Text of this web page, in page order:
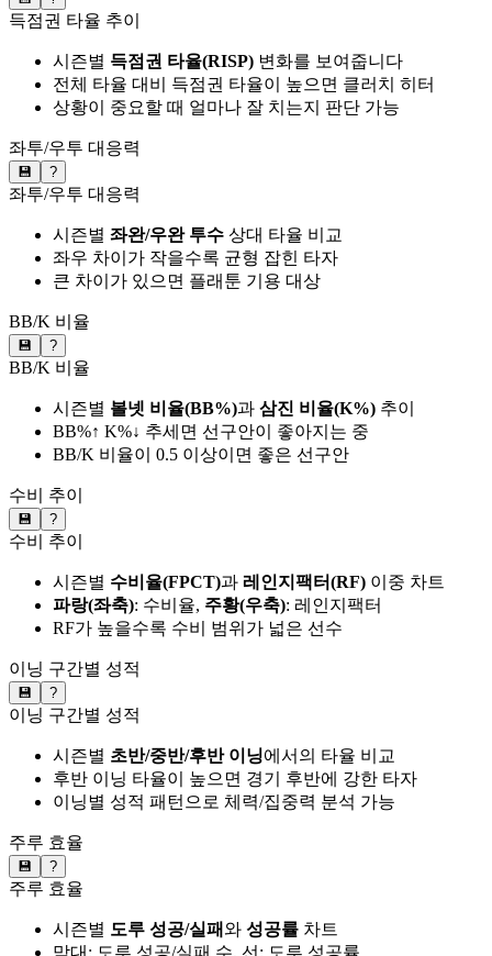
득점권 타율 추이
시즌별 득점권 타율(RISP) 변화를 보여줍니다
전체 타율 대비 득점권 타율이 높으면 클러치 히터
상황이 중요할 때 얼마나 잘 치는지 판단 가능
좌투/우투 대응력
💾 ?
좌투/우투 대응력
시즌별 좌완/우완 투수 상대 타율 비교
좌우 차이가 작을수록 균형 잡힌 타자
큰 차이가 있으면 플래툰 기용 대상
BB/K 비율
💾 ?
BB/K 비율
시즌별 볼넷 비율(BB%)과 삼진 비율(K%) 추이
BB%↑ K%↓ 추세면 선구안이 좋아지는 중
BB/K 비율이 0.5 이상이면 좋은 선구안
수비 추이
💾 ?
수비 추이
시즌별 수비율(FPCT)과 레인지팩터(RF) 이중 차트
파랑(좌축): 수비율, 주황(우축): 레인지팩터
RF가 높을수록 수비 범위가 넓은 선수
이닝 구간별 성적
💾 ?
이닝 구간별 성적
시즌별 초반/중반/후반 이닝에서의 타율 비교
후반 이닝 타율이 높으면 경기 후반에 강한 타자
이닝별 성적 패턴으로 체력/집중력 분석 가능
주루 효율
💾 ?
주루 효율
시즌별 도루 성공/실패와 성공률 차트
막대: 도루 성공/실패 수, 선: 도루 성공률